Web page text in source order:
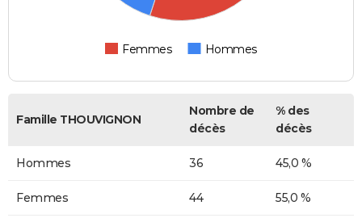
Femmes Hommes
Famille THOUVIGNON
Nombre de
décès
% des
décès
Hommes 36 45,0 %
Femmes 44 55,0 %